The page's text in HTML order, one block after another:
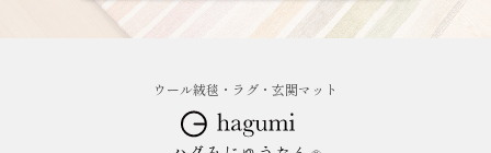
ウール絨毯・ラグ・玄関マット